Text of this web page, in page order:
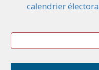
calendrier